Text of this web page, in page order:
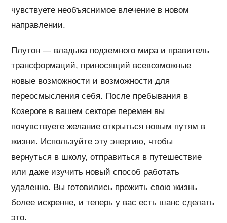
чувствуете необъяснимое влечение в новом
направлении.
Плутон — владыка подземного мира и правитель
трансформаций, приносящий всевозможные
новые возможности и возможности для
переосмысления себя. После пребывания в
Козероге в вашем секторе перемен вы
почувствуете желание открыться новым путям в
жизни. Используйте эту энергию, чтобы
вернуться в школу, отправиться в путешествие
или даже изучить новый способ работать
удаленно. Вы готовились прожить свою жизнь
более искренне, и теперь у вас есть шанс сделать
это.